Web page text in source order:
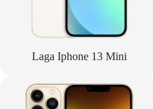
Laga Iphone 13 Mini